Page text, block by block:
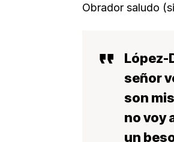
Obrador saludo
López-
señor
son
no voy
un